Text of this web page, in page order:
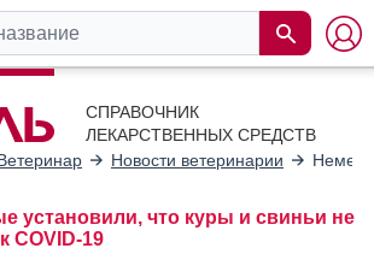
СПРАВОЧНИК
ЛЕКАРСТВЕННЫХ СРЕДСТВ
Новости ветеринарии
установили, что куры и свиньи не
COVID-19